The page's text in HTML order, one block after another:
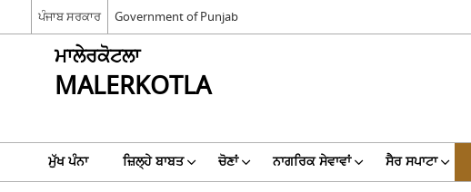
ਪੰਜਾਬ ਸਰਕਾਰ Government of Punjab
ਮਾਲੇਰਕੋਟਲਾ
MALERKOTLA
ਮੁੱਖ ਪੰਨਾ ਜ਼ਿਲ੍ਹੇ ਬਾਬਤ ਚੋਣਾਂ ਨਾਗਰਿਕ ਸੇਵਾਵਾਂ ਸੈਰ ਸਪਾਟਾ